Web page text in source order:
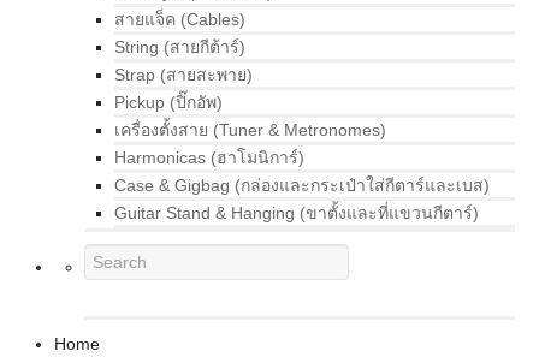
สายแจ็ค (Cables)
String (สายกีต้าร์)
Strap (สายสะพาย)
Pickup (ปิ๊กอัพ)
เครื่องตั้งสาย (Tuner & Metronomes)
Harmonicas (ฮาโมนิการ์)
Case & Gigbag (กล่องและกระเป๋าใส่กีตาร์และเบส)
Guitar Stand & Hanging (ขาตั้งและที่แขวนกีตาร์)
Home